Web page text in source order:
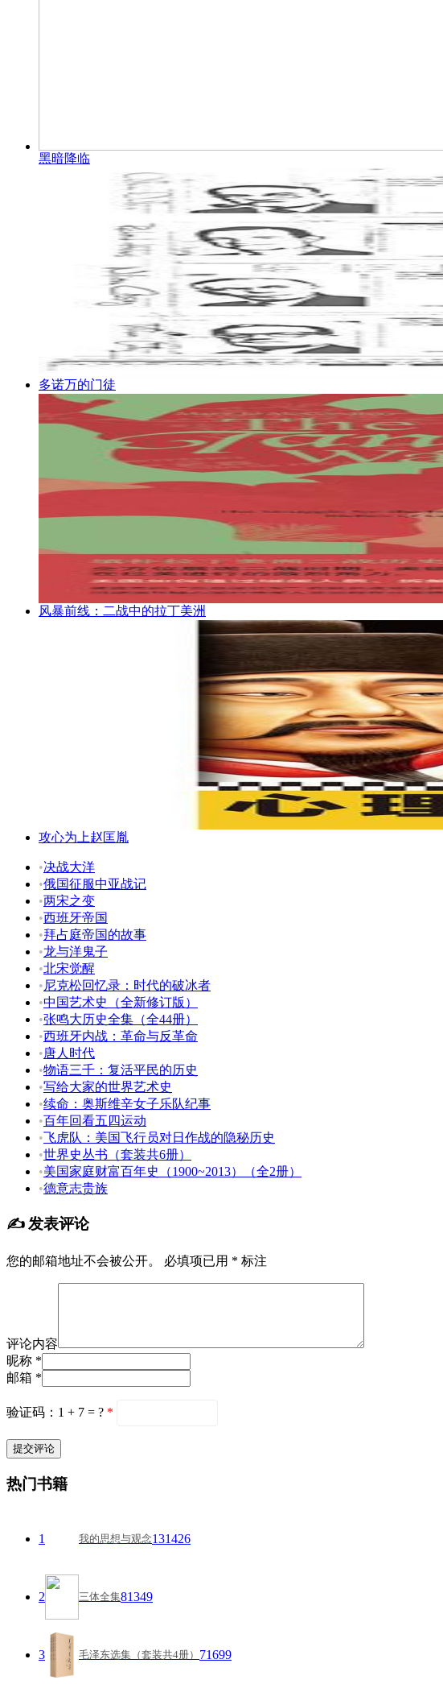
黑暗降临
多诺万的门徒
风暴前线：二战中的拉丁美洲
攻心为上赵匡胤
•决战大洋
•俄国征服中亚战记
•两宋之变
•西班牙帝国
•拜占庭帝国的故事
•龙与洋鬼子
•北宋觉醒
•尼克松回忆录：时代的破冰者
•中国艺术史（全新修订版）
•张鸣大历史全集（全44册）
•西班牙内战：革命与反革命
•唐人时代
•物语三千：复活平民的历史
•写给大家的世界艺术史
•续命：奥斯维辛女子乐队纪事
•百年回看五四运动
•飞虎队：美国飞行员对日作战的隐秘历史
•世界史丛书（套装共6册）
•美国家庭财富百年史（1900~2013）（全2册）
•德意志贵族
✍️ 发表评论
您的邮箱地址不会被公开。 必填项已用 * 标注
评论内容
昵称 *
邮箱 *
验证码：1 + 7 = ? *
热门书籍
1 我的思想与观念131426
2 三体全集81349
3 毛泽东选集（套装共4册） 71699